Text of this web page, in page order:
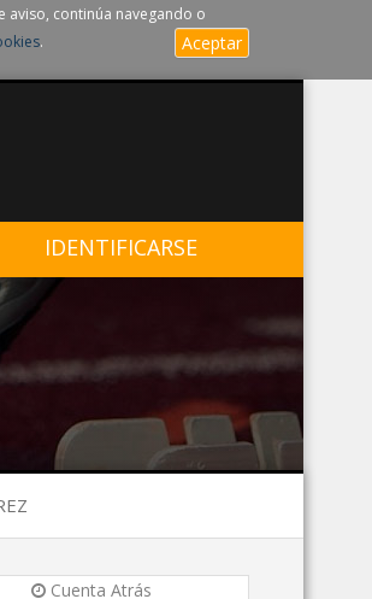
aviso, continúa navegando o
. Aceptar
IDENTIFICARSE
Cuenta Atrás